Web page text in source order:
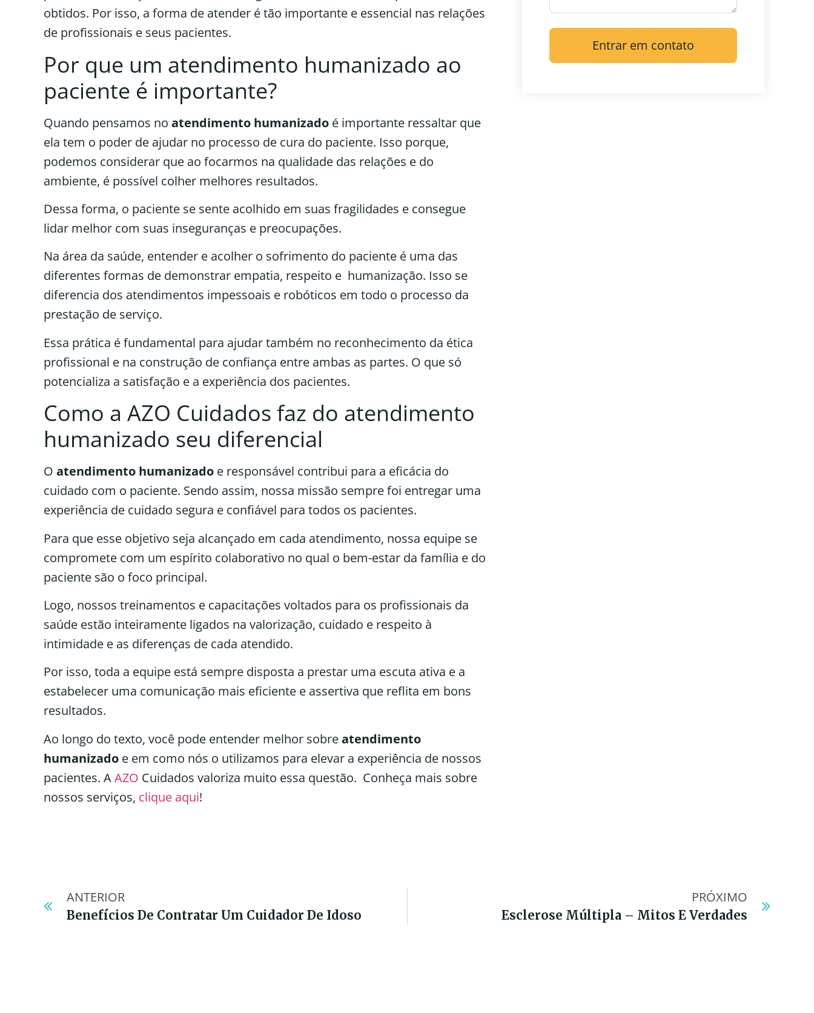
obtidos. Por isso, a forma de atender é tão importante e essencial nas relações
de profissionais e seus pacientes.
Por que um atendimento humanizado ao
paciente é importante?
Quando pensamos no atendimento humanizado é importante ressaltar que
ela tem o poder de ajudar no processo de cura do paciente. Isso porque,
podemos considerar que ao focarmos na qualidade das relações e do
ambiente, é possível colher melhores resultados.
Dessa forma, o paciente se sente acolhido em suas fragilidades e consegue
lidar melhor com suas inseguranças e preocupações.
Na área da saúde, entender e acolher o sofrimento do paciente é uma das
diferentes formas de demonstrar empatia, respeito e humanização. Isso se
diferencia dos atendimentos impessoais e robóticos em todo o processo da
prestação de serviço.
Essa prática é fundamental para ajudar também no reconhecimento da ética
profissional e na construção de confiança entre ambas as partes. O que só
potencializa a satisfação e a experiência dos pacientes.
Como a AZO Cuidados faz do atendimento
humanizado seu diferencial
O atendimento humanizado e responsável contribui para a eficácia do
cuidado com o paciente. Sendo assim, nossa missão sempre foi entregar uma
experiência de cuidado segura e confiável para todos os pacientes.
Para que esse objetivo seja alcançado em cada atendimento, nossa equipe se
compromete com um espírito colaborativo no qual o bem-estar da família e do
paciente são o foco principal.
Logo, nossos treinamentos e capacitações voltados para os profissionais da
saúde estão inteiramente ligados na valorização, cuidado e respeito à
intimidade e as diferenças de cada atendido.
Por isso, toda a equipe está sempre disposta a prestar uma escuta ativa e a
estabelecer uma comunicação mais eficiente e assertiva que reflita em bons
resultados.
Ao longo do texto, você pode entender melhor sobreatendimento
humanizado e em como nós o utilizamos para elevar a experiência de nossos
pacientes. AAZO Cuidados valoriza muito essa questão. Conheça mais sobre
nossos serviços, clique aqui!
Entrar em contato
ANTERIOR
Benefícios De Contratar Um Cuidador De Idoso
PRÓXIMO
Esclerose Múltipla – Mitos E Verdades